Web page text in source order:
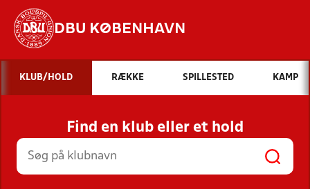
DBU KØBENHAVN
Hvad vil du søge efter?
INDHOLD OG NYHEDER
STILLINGER, RESULTATER, KLUBBER OG
HOLD
KLUB/HOLD RÆKKE SPILLESTED KAMP
Find en klub eller et hold